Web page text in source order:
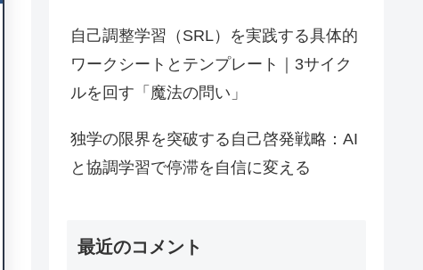
自己調整学習（SRL）を実践する具体的
ワークシートとテンプレート｜3サイク
ルを回す「魔法の問い」
独学の限界を突破する自己啓発戦略：AI
と協調学習で停滞を自信に変える
最近のコメント